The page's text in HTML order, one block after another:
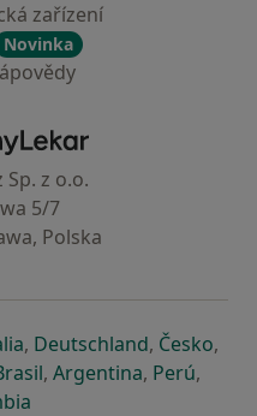
zařízení
Novinka
- Hlavní stránka
z o.o.
5/7
Polska
záložce
v nové záložce
se otevře v nové záložce
, Deutschlandse otevře v
, Českose
,
záložce
v nové záložce
otevře v nové záložce
se otevře v nové
, Argentinase otevře v
, Perúse
,